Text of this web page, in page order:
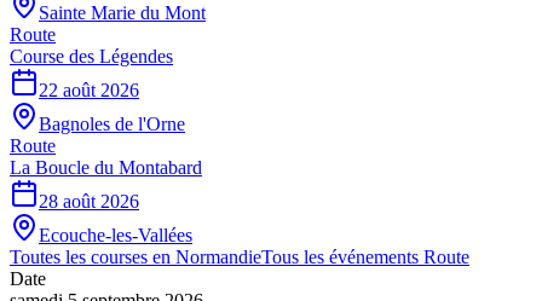
Sainte Marie du Mont
Route
Course des Légendes
22 août 2026
Bagnoles de l'Orne
Route
La Boucle du Montabard
28 août 2026
Ecouche-les-Vallées
Toutes les courses en NormandieTous les événements Route
Date